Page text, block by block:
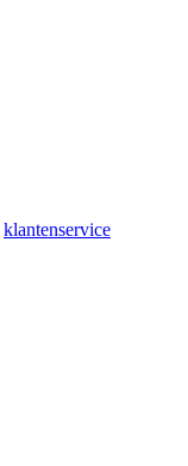
klantenservice